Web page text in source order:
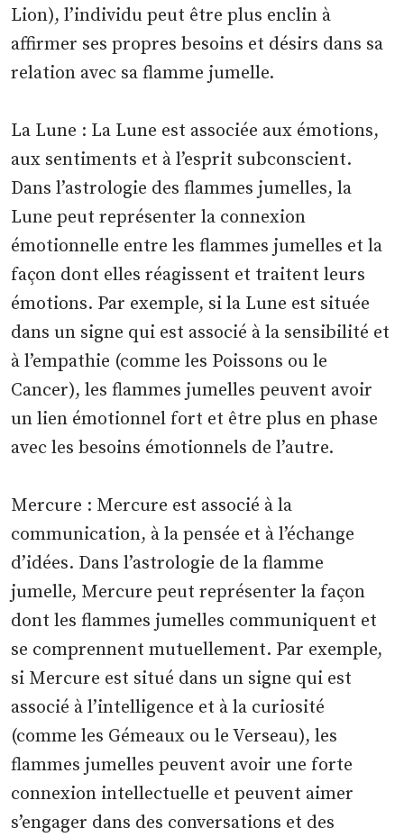
Lion), l’individu peut être plus enclin à
affirmer ses propres besoins et désirs dans sa
relation avec sa flamme jumelle.
La Lune : La Lune est associée aux émotions,
aux sentiments et à l’esprit subconscient.
Dans l’astrologie des flammes jumelles, la
Lune peut représenter la connexion
émotionnelle entre les flammes jumelles et la
façon dont elles réagissent et traitent leurs
émotions. Par exemple, si la Lune est située
dans un signe qui est associé à la sensibilité et
à l’empathie (comme les Poissons ou le
Cancer), les flammes jumelles peuvent avoir
un lien émotionnel fort et être plus en phase
avec les besoins émotionnels de l’autre.
Mercure : Mercure est associé à la
communication, à la pensée et à l’échange
d’idées. Dans l’astrologie de la flamme
jumelle, Mercure peut représenter la façon
dont les flammes jumelles communiquent et
se comprennent mutuellement. Par exemple,
si Mercure est situé dans un signe qui est
associé à l’intelligence et à la curiosité
(comme les Gémeaux ou le Verseau), les
flammes jumelles peuvent avoir une forte
connexion intellectuelle et peuvent aimer
s’engager dans des conversations et des